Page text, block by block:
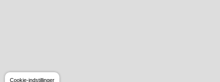
Cookie-indstillinger